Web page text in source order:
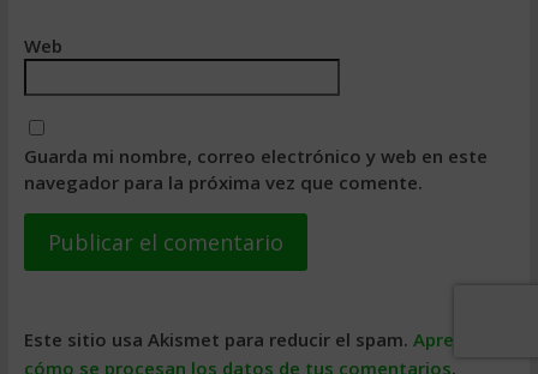
Web
Guarda mi nombre, correo electrónico y web en este
navegador para la próxima vez que comente.
Este sitio usa Akismet para reducir el spam. Aprende
cómo se procesan los datos de tus comentarios.